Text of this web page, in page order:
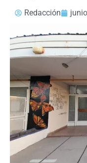
Redacción